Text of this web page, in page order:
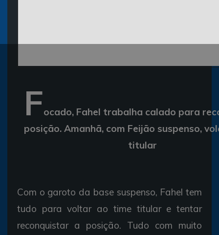
Focado, Fahel trabalha calado para
posição. Amanhã, com Feijão suspenso,
titular
Com o garoto da base suspenso, Fahel tem
tudo para voltar ao time titular e tentar
reconquistar a posição. Tudo com muito